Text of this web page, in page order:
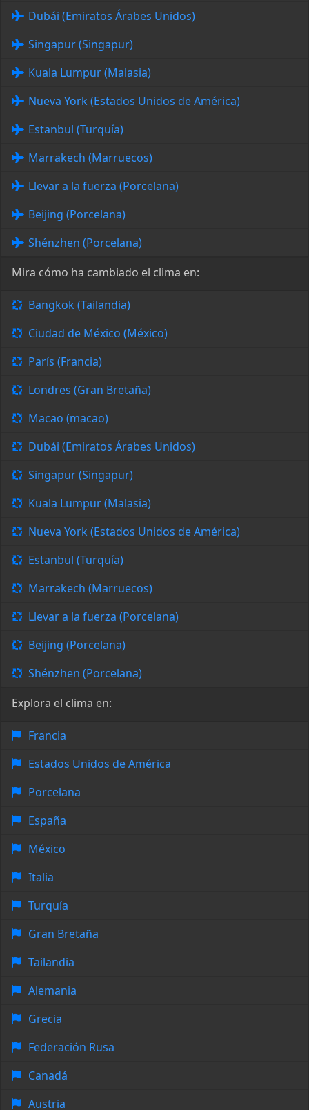
Dubái (Emiratos Árabes Unidos)
Singapur (Singapur)
Kuala Lumpur (Malasia)
Nueva York (Estados Unidos de América)
Estanbul (Turquía)
Marrakech (Marruecos)
Llevar a la fuerza (Porcelana)
Beijing (Porcelana)
Shénzhen (Porcelana)
Mira cómo ha cambiado el clima en:
Bangkok (Tailandia)
Ciudad de México (México)
París (Francia)
Londres (Gran Bretaña)
Macao (macao)
Dubái (Emiratos Árabes Unidos)
Singapur (Singapur)
Kuala Lumpur (Malasia)
Nueva York (Estados Unidos de América)
Estanbul (Turquía)
Marrakech (Marruecos)
Llevar a la fuerza (Porcelana)
Beijing (Porcelana)
Shénzhen (Porcelana)
Explora el clima en:
Francia
Estados Unidos de América
Porcelana
España
México
Italia
Turquía
Gran Bretaña
Tailandia
Alemania
Grecia
Federación Rusa
Canadá
Austria